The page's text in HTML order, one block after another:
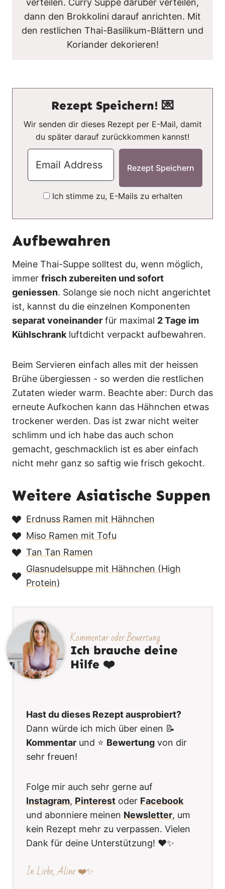
verteilen. Curry Suppe darüber verteilen,
dann den Brokkolini darauf anrichten. Mit
den restlichen Thai-Basilikum-Blättern und
Koriander dekorieren!
Rezept Speichern! 💌
Wir senden dir dieses Rezept per E-Mail, damit
du später darauf zurückkommen kannst!
Ich stimme zu, E-Mails zu erhalten
Aufbewahren
Meine Thai-Suppe solltest du, wenn möglich,
immer frisch zubereiten und sofort
geniessen. Solange sie noch nicht angerichtet
ist, kannst du die einzelnen Komponenten
separat voneinander für maximal 2 Tage im
Kühlschrankluftdicht verpackt aufbewahren.
Beim Servieren einfach alles mit der heissen
Brühe übergiessen - so werden die restlichen
Zutaten wieder warm. Beachte aber: Durch das
erneute Aufkochen kann das Hähnchen etwas
trockener werden. Das ist zwar nicht weiter
schlimm und ich habe das auch schon
gemacht, geschmacklich ist es aber einfach
nicht mehr ganz so saftig wie frisch gekocht.
Weitere Asiatische Suppen
Erdnuss Ramen mit Hähnchen
Miso Ramen mit Tofu
Tan Tan Ramen
Glasnudelsuppe mit Hähnchen (High
Protein)
Kommentar oder Bewertung
Ich brauche deine
Hilfe ❤️
Hast du dieses Rezept ausprobiert?
Dann würde ich mich über einen 📝
Kommentar und ⭐️ Bewertung von dir
sehr freuen!
Folge mir auch sehr gerne auf
Instagram, Pinterest oder Facebook
und abonniere meinen Newsletter, um
kein Rezept mehr zu verpassen. Vielen
Dank für deine Unterstützung! ❤️✨
In Liebe, Aline ❤️✨